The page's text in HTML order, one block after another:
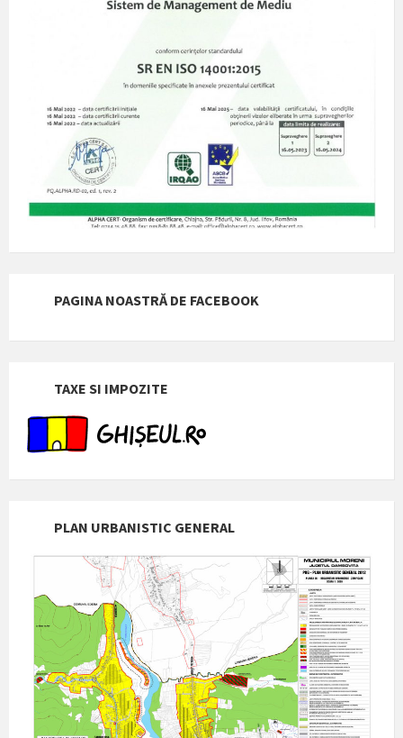
PAGINA NOASTRĂ DE FACEBOOK
TAXE SI IMPOZITE
PLAN URBANISTIC GENERAL